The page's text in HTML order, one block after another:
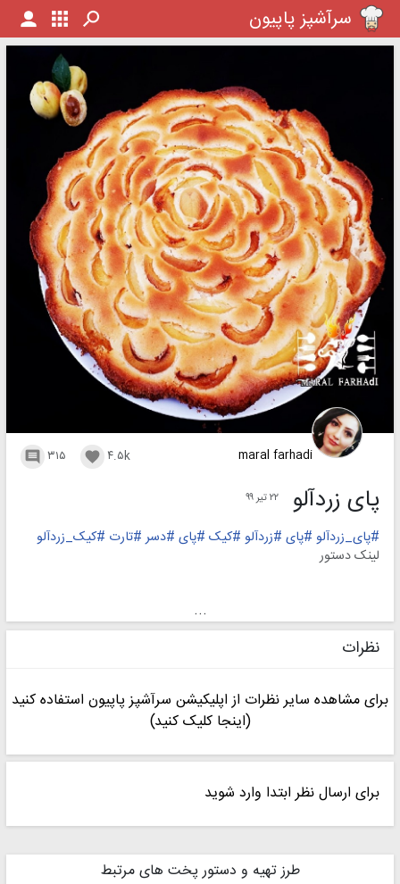
سرآشپز پاپیون
maral farhadi ۳۱۵  ۴.۵k 
پای زردآلو ۲۲ تیر ۹۹
#پای_زردآلو #پای #زردآلو #کیک #پای #دسر #تارت #کیک_زردآلو
لینک دستور
...
نظرات
برای مشاهده سایر نظرات از اپلیکیشن سرآشپز پاپیون استفاده کنید
(اینجا کلیک کنید)
برای ارسال نظر ابتدا وارد شوید
طرز تهیه و دستور پخت های مرتبط